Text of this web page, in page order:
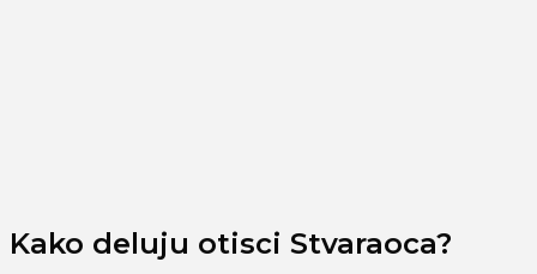
Kako deluju otisci Stvaraoca?